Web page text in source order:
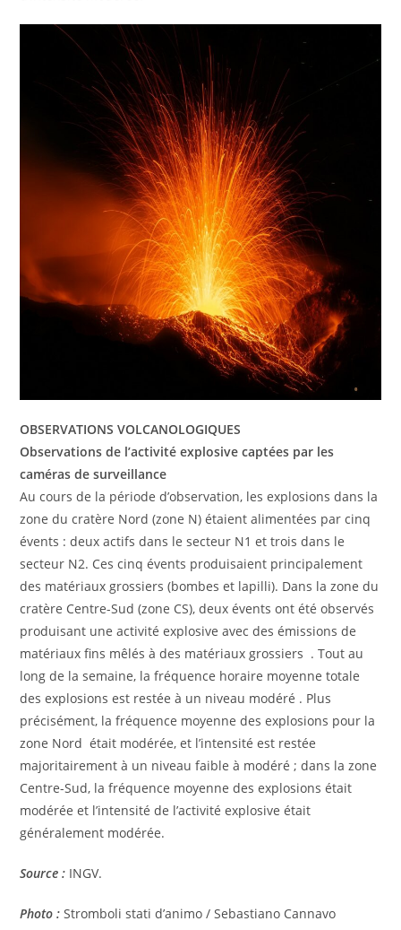
OBSERVATIONS VOLCANOLOGIQUES
Observations de l’activité explosive captées par les
caméras de surveillance
Au cours de la période d’observation, les explosions dans la
zone du cratère Nord (zone N) étaient alimentées par cinq
évents : deux actifs dans le secteur N1 et trois dans le
secteur N2. Ces cinq évents produisaient principalement
des matériaux grossiers (bombes et lapilli). Dans la zone du
cratère Centre-Sud (zone CS), deux évents ont été observés
produisant une activité explosive avec des émissions de
matériaux fins mêlés à des matériaux grossiers . Tout au
long de la semaine, la fréquence horaire moyenne totale
des explosions est restée à un niveau modéré . Plus
précisément, la fréquence moyenne des explosions pour la
zone Nord était modérée, et l’intensité est restée
majoritairement à un niveau faible à modéré ; dans la zone
Centre-Sud, la fréquence moyenne des explosions était
modérée et l’intensité de l’activité explosive était
généralement modérée.
Source : INGV.
Photo : Stromboli stati d’animo / Sebastiano Cannavo